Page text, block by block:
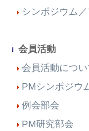
シンポジウム
会員活動
会員活動につ
PMシンポジウ
例会部会
PM研究部会